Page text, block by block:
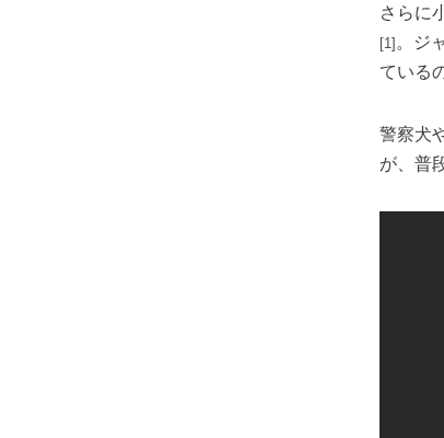
さらに
[1] 。ジ
ている
警察犬
が、普